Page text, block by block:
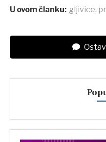
U ovom članku: gljivice,